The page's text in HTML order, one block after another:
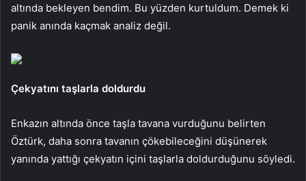
altında bekleyen bendim. Bu yüzden kurtuldum. Demek ki
panik anında kaçmak analiz değil.
Çekyatını taşlarla doldurdu
Enkazın altında önce taşla tavana vurduğunu belirten
Öztürk, daha sonra tavanın çökebileceğini düşünerek
yanında yattığı çekyatın içini taşlarla doldurduğunu söyledi.